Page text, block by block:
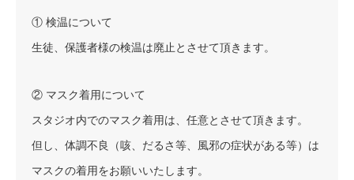
① 検温について
生徒、保護者様の検温は廃止とさせて頂きます。
② マスク着用について
スタジオ内でのマスク着用は、任意とさせて頂きます。
但し、体調不良（咳、だるさ等、風邪の症状がある等）は
マスクの着用をお願いいたします。